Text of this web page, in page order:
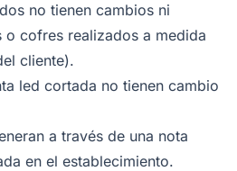
no tienen cambios ni
cofres realizados a medida
cliente).
led cortada no tienen cambio
a través de una nota
en el establecimiento.